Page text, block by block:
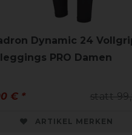
Dynamic 24
PRO Damen
statt
€ *
ARTIKEL MERKEN